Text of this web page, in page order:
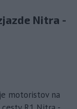
Nitra -
motoristov na